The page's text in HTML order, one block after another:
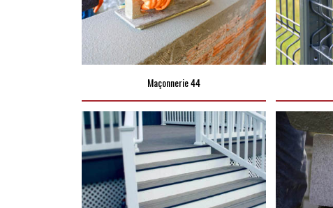
Maçonnerie 44